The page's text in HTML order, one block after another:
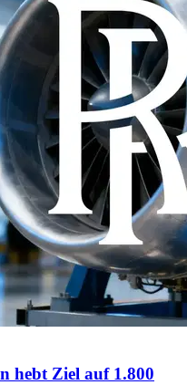
hebt Ziel auf 1.800